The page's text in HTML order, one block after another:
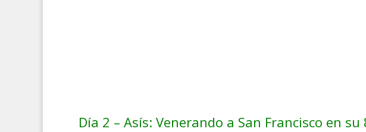
Día 2 – Asís: Venerando a San Francisco en